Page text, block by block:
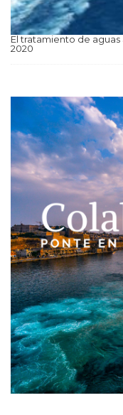
El tratamiento de
2020